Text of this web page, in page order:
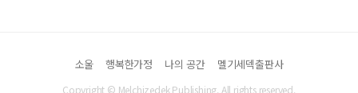
소울 행복한가정 나의 공간 멜기세덱출판사
Copyright © Melchizedek Publishing. All rights reserved.